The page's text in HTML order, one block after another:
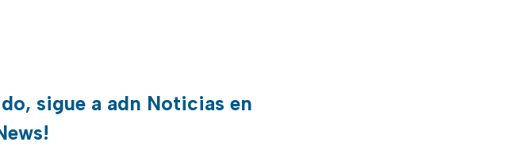
sigue a adn Noticias en